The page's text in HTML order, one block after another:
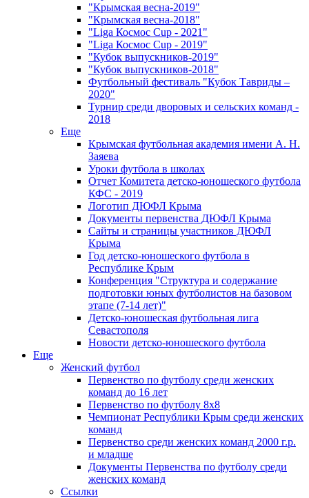
"Крымская весна-2019"
"Крымская весна-2018"
"Liga Космос Cup - 2021"
"Liga Космос Cup - 2019"
"Кубок выпускников-2019"
"Кубок выпускников-2018"
Футбольный фестиваль "Кубок Тавриды –
2020"
Турнир среди дворовых и сельских команд -
2018
Еще
Крымская футбольная академия имени А. Н.
Заяева
Уроки футбола в школах
Отчет Комитета детско-юношеского футбола
КФС - 2019
Логотип ДЮФЛ Крыма
Документы первенства ДЮФЛ Крыма
Сайты и страницы участников ДЮФЛ
Крыма
Год детско-юношеского футбола в
Республике Крым
Конференция "Структура и содержание
подготовки юных футболистов на базовом
этапе (7-14 лет)"
Детско-юношеская футбольная лига
Севастополя
Новости детско-юношеского футбола
Еще
Женский футбол
Первенство по футболу среди женских
команд до 16 лет
Первенство по футболу 8х8
Чемпионат Республики Крым среди женских
команд
Первенство среди женских команд 2000 г.р.
и младше
Документы Первенства по футболу среди
женских команд
Ссылки